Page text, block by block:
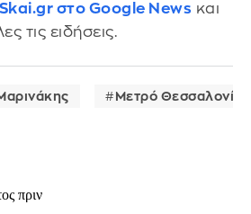
Skai.gr στο Google News και
τις ειδήσεις.
Μετρό